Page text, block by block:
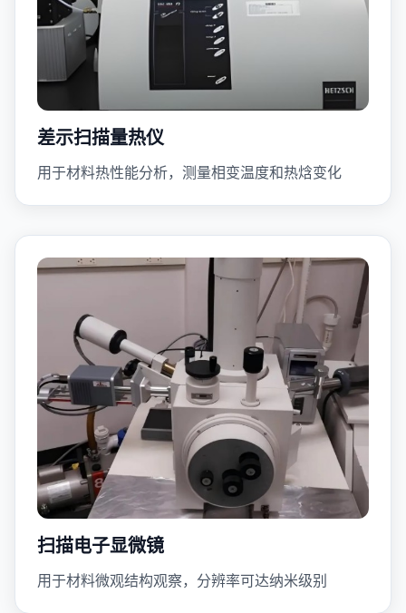
差示扫描量热仪
用于材料热性能分析，测量相变温度和热焓变化
扫描电子显微镜
用于材料微观结构观察，分辨率可达纳米级别